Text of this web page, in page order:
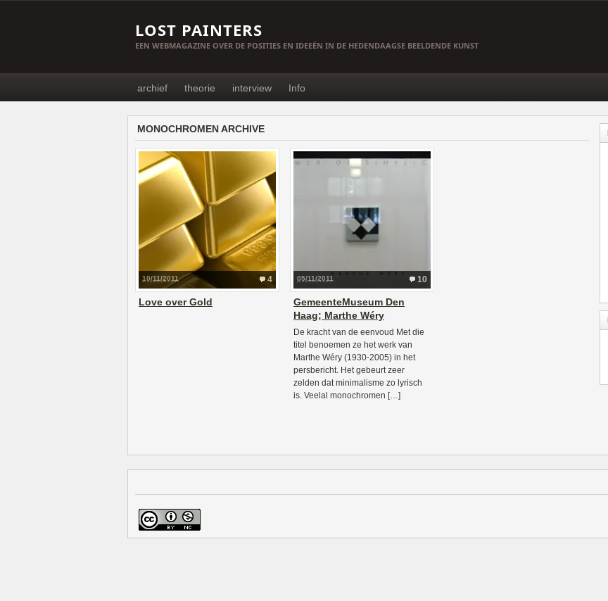
LOST PAINTERS
EEN WEBMAGAZINE OVER DE POSITIES EN IDEEËN IN DE HEDENDAAGSE BEELDENDE KUNST
archief theorie interview Info
MONOCHROMEN ARCHIVE
4
10/11/2011
Love over Gold
10
05/11/2011
GemeenteMuseum Den
Haag; Marthe Wéry
De kracht van de eenvoud Met die
titel benoemen ze het werk van
Marthe Wéry (1930-2005) in het
persbericht. Het gebeurt zeer
zelden dat minimalisme zo lyrisch
is. Veelal monochromen […]